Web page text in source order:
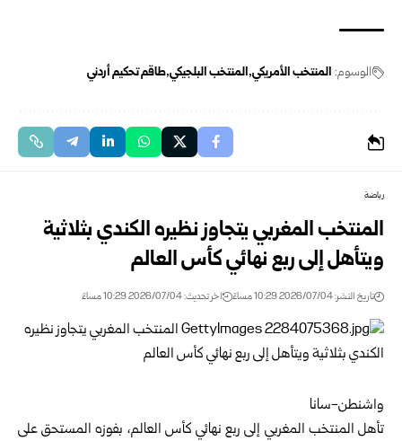
الوسوم: المنتخب الأمريكي المنتخب البلجيكي طاقم تحكيم أردني
رياضة
المنتخب المغربي يتجاوز نظيره الكندي بثلاثية
ويتأهل إلى ربع نهائي كأس العالم
تاريخ النشر: 2026/07/04 10:29 مساءً اخر تحديث: 2026/07/04 10:29 مساءً
واشنطن-سانا
تأهلالمنتخب المغربي إلى ربع نهائيكأس العالم، بفوزه المستحق على